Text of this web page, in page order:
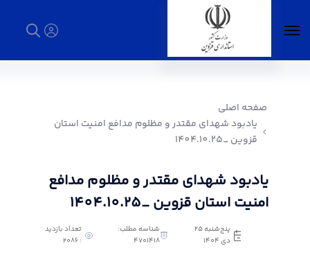
صفحه اصلی
یادبود شهدای مقتدر و مظلوم مدافع امنیت استان
قزوین _1404.10.25
یادبود شهدای مقتدر و مظلوم مدافع
امنیت استان قزوین _1404.10.25
پنج‌شنبه 25
دی 1404
شناسه مطلب:
4701418
تعداد بازدید
: 2086